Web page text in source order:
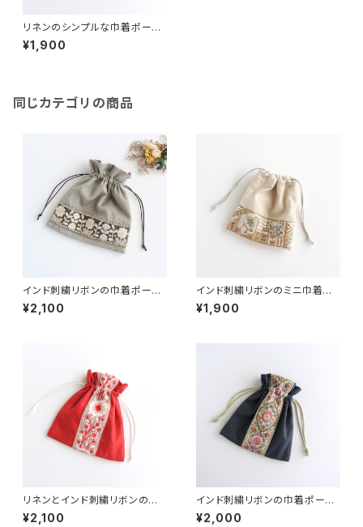
リネンのシンプルな巾着ポー
チ チャコール
¥1,900
同じカテゴリの商品
インド刺繍リボンの巾着ポーチ
ベージュ
¥2,100
インド刺繍リボンのミニ巾着
ライトベージュ
¥1,900
リネンとインド刺繍リボンの巾
着ポーチ
¥2,100
インド刺繍リボンの巾着ポーチ
グリーン
¥2,000